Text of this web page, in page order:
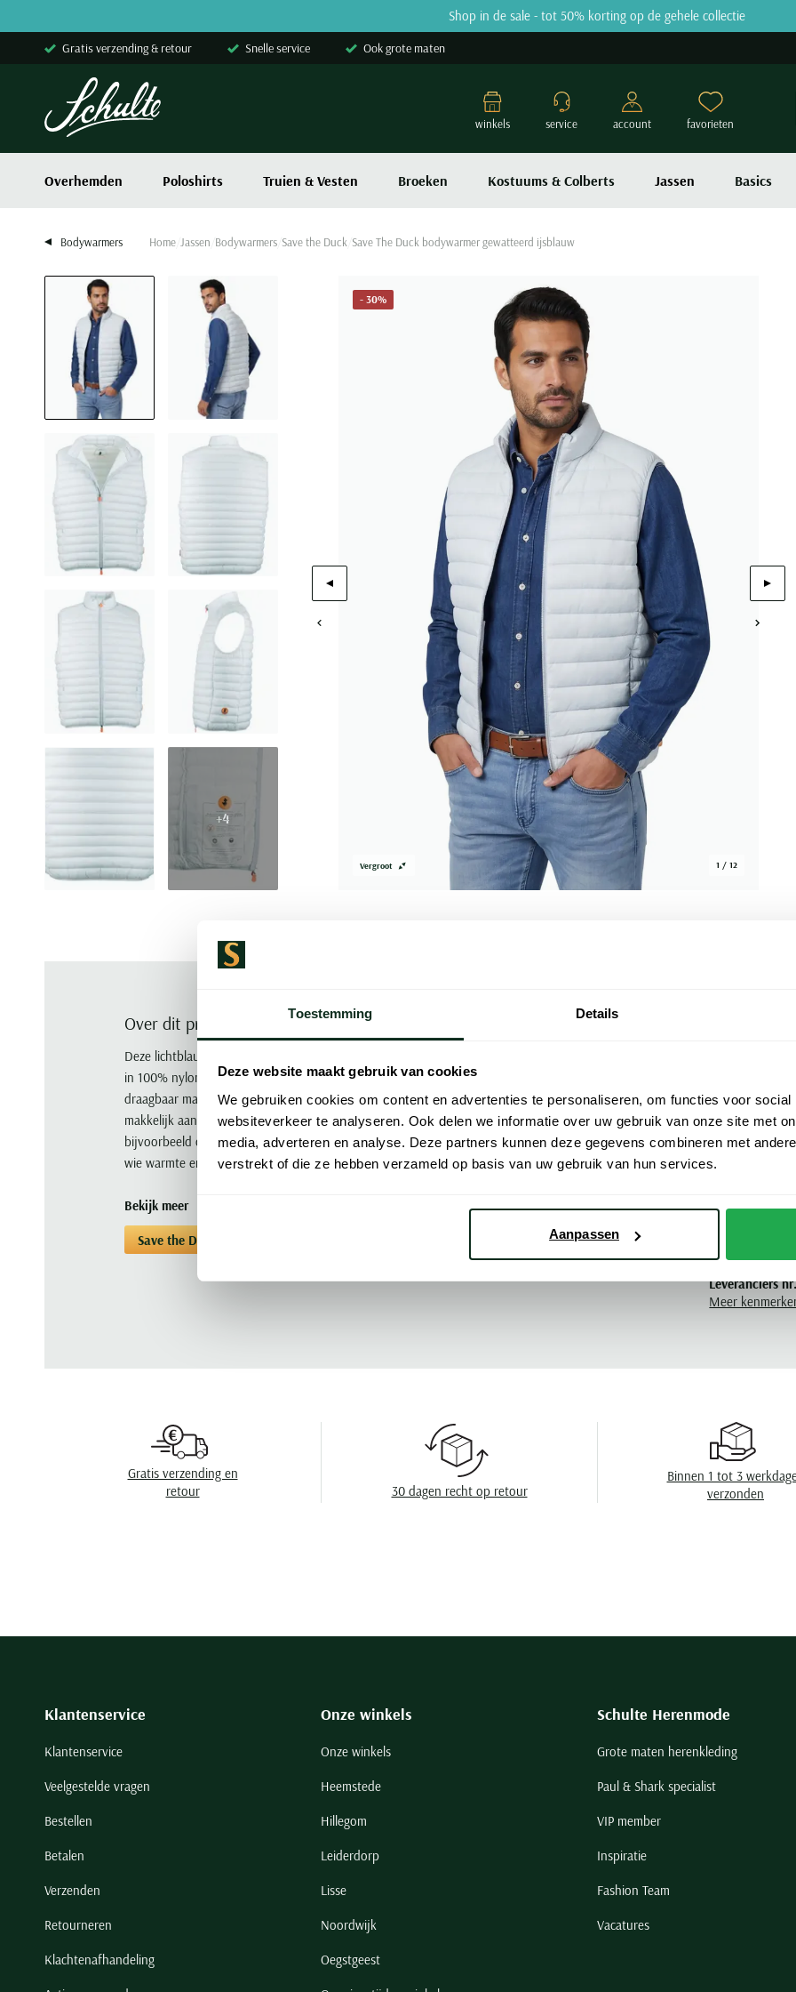
Toestemming Details
Deze website maakt gebruik van cookies
We gebruiken cookies om content en advertenties te personaliseren, om functies voor social
websiteverkeer te analyseren. Ook delen we informatie over uw gebruik van onze site met
media, adverteren en analyse. Deze partners kunnen deze gegevens combineren met
verstrekt of die ze hebben verzameld op basis van uw gebruik van hun services.
Aanpassen
Shop in de sale - tot 50% korting op de gehele collectie
Gratis verzending & retour Snelle service Ook grote maten
Overhemden Poloshirts Truien & Vesten Broeken Kostuums & Colberts Jassen Basics
winkels service account favorieten
Bodywarmers Home Jassen Bodywarmers Save the Duck Save The Duck bodywarmer gewatteerd ijsblauw
Vergroot 1 / 12
- 30%
+4
Over dit product
Deze lichtblauwe bodywarmer van Save the Duck is een puffer in een normale fit, uitgevoerd
in 100% nylon. Het nylon materiaal is licht en behaaglijk, wat de bodywarmer prettig
draagbaar maakt zonder dat hij zwaar aanvoelt. De rits zorgt voor een nette afwerking en
makkelijk aan en uitdoen. De effen lichtblauwe kleur maakt hem veelzijdig te combineren,
bijvoorbeeld over een overhemd of onder een jas op koelere dagen. Een goede keuze voor
wie warmte en bewegingsvrijheid wil combineren in een verzorgd geheel.
Bekijk meer
Save the Duck
Merk
Pasvorm
Leveranciers
Capuchon
Meer
Gratis verzending en
retour
30 dagen recht op retour
Binnen 1 tot 3
verzonden
Klantenservice
Klantenservice
Veelgestelde vragen
Bestellen
Betalen
Verzenden
Retourneren
Klachtenafhandeling
Onze winkels
Onze winkels
Heemstede
Hillegom
Leiderdorp
Lisse
Noordwijk
Oegstgeest
Schulte Herenmode
Grote maten herenkleding
Paul & Shark specialist
VIP member
Inspiratie
Fashion Team
Vacatures